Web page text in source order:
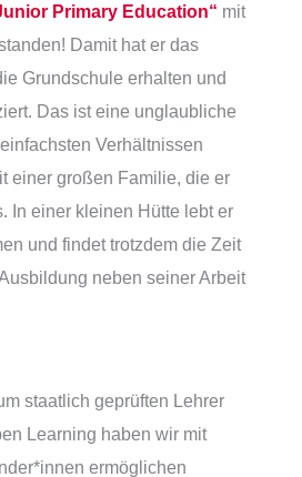
Primary Education“ mit
Damit hat er das
Grundschule erhalten und
Das ist eine unglaubliche
Verhältnissen
einer großen Familie, die er
In einer kleinen Hütte lebt er
und findet trotzdem die Zeit
neben seiner Arbeit
staatlich geprüften Lehrer
Learning haben wir mit
ermöglichen